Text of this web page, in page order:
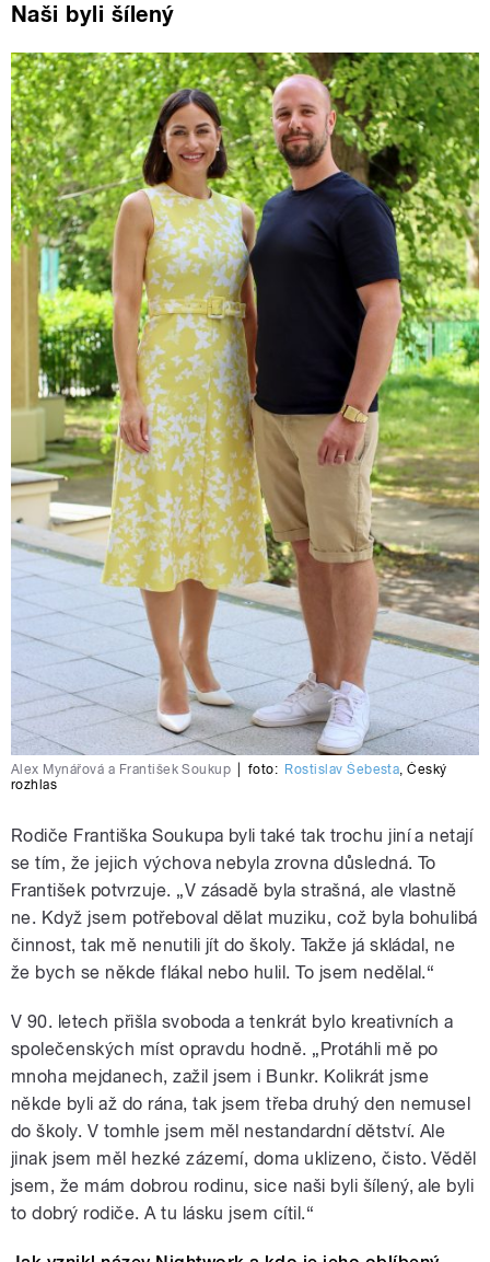
Naši byli šílený
Alex Mynářová a František Soukup foto: Rostislav Šebesta,Český
rozhlas
Rodiče Františka Soukupa byli také tak trochu jiní a netají
se tím, že jejich výchova nebyla zrovna důsledná. To
František potvrzuje. „V zásadě byla strašná, ale vlastně
ne. Když jsem potřeboval dělat muziku, což byla bohulibá
činnost, tak mě nenutili jít do školy. Takže já skládal, ne
že bych se někde flákal nebo hulil. To jsem nedělal.“
V 90. letech přišla svoboda a tenkrát bylo kreativních a
společenských míst opravdu hodně. „Protáhli mě po
mnoha mejdanech, zažil jsem i Bunkr. Kolikrát jsme
někde byli až do rána, tak jsem třeba druhý den nemusel
do školy. V tomhle jsem měl nestandardní dětství. Ale
jinak jsem měl hezké zázemí, doma uklizeno, čisto. Věděl
jsem, že mám dobrou rodinu, sice naši byli šílený, ale byli
to dobrý rodiče. A tu lásku jsem cítil.“